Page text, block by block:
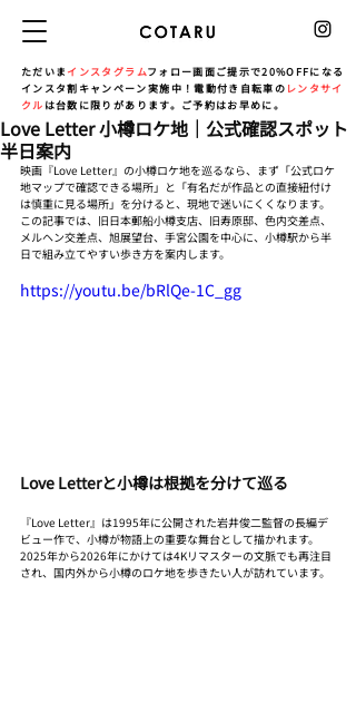
ただいま インスタグラムフォロー画面ご提示で20%OFFになる
インスタ割キャンペーン実施中！電動付き自転車の レンタサイ
クル は台数に限りがあります。ご予約はお早めに。
Love Letter 小樽ロケ地｜公式確認スポット
半日案内
映画『Love Letter』の小樽ロケ地を巡るなら、まず「公式ロケ
地マップで確認できる場所」と「有名だが作品との直接紐付け
は慎重に見る場所」を分けると、現地で迷いにくくなります。
この記事では、旧日本郵船小樽支店、旧寿原邸、色内交差点、
メルヘン交差点、旭展望台、手宮公園を中心に、小樽駅から半
日で組み立てやすい歩き方を案内します。
https://youtu.be/bRlQe-1C_gg
Love Letterと小樽は根拠を分けて巡る
『Love Letter』は1995年に公開された岩井俊二監督の長編デ
ビュー作で、小樽が物語上の重要な舞台として描かれます。
2025年から2026年にかけては4Kリマスターの文脈でも再注目
され、国内外から小樽のロケ地を歩きたい人が訪れています。